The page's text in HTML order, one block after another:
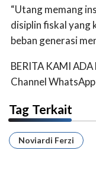
“Utang memang
disiplin fiskal yang
beban generasi
BERITA KAMI ADA
Channel WhatsApp
Tag Terkait
Noviardi Ferzi